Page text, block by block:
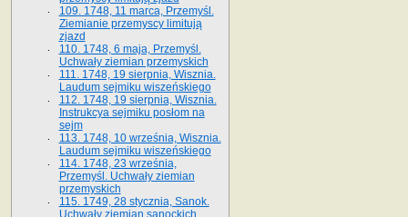
109. 1748, 11 marca, Przemyśl.
Ziemianie przemyscy limitują
zjazd
110. 1748, 6 maja, Przemyśl.
Uchwały ziemian przemyskich
111. 1748, 19 sierpnia, Wisznia.
Laudum sejmiku wiszeńskiego
112. 1748, 19 sierpnia, Wisznia.
Instrukcya sejmiku posłom na
sejm
113. 1748, 10 września, Wisznia.
Laudum sejmiku wiszeńskiego
114. 1748, 23 września,
Przemyśl. Uchwały ziemian
przemyskich
115. 1749, 28 stycznia, Sanok.
Uchwały ziemian sanockich